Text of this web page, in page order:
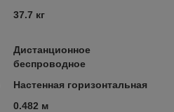
37.7 кг
Дистанционное
беспроводное
Настенная горизонтальная
0.482 м